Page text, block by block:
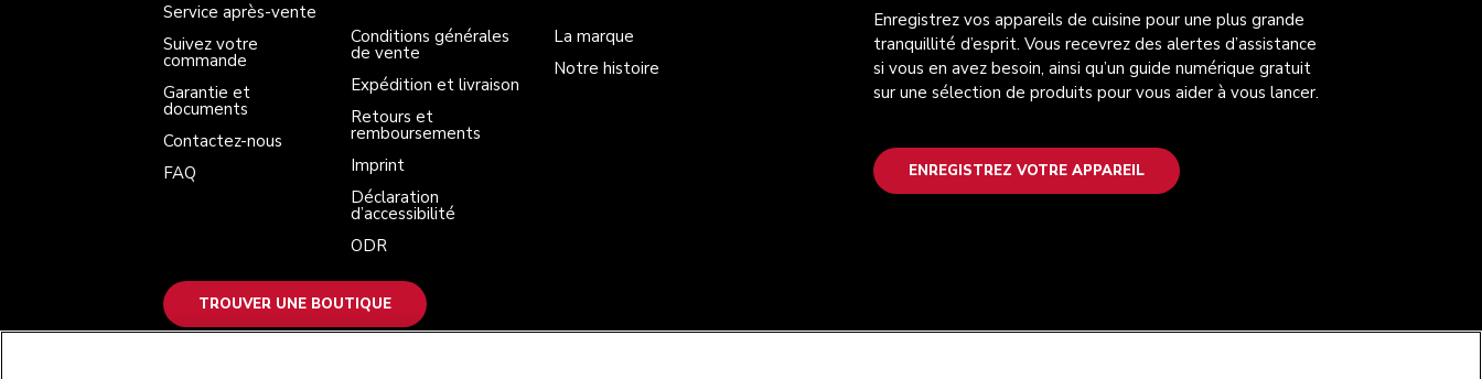
Enregistrez vos appareils de cuisine pour une plus grande
tranquillité d’esprit. Vous recevrez des alertes d’assistance
si vous en avez besoin, ainsi qu’un guide numérique gratuit
sur une sélection de produits pour vous aider à vous lancer.
ENREGISTREZ VOTRE APPAREIL
FAQ
Déclaration d’accessibilité
Service après-vente
Suivez votre
commande
Garantie et
documents
Contactez-nous
FAQ
Conditions générales
de vente
Expédition et livraison
Retours et
remboursements
Imprint
Déclaration
d’accessibilité
ODR
La marque
Notre histoire
TROUVER UNE BOUTIQUE